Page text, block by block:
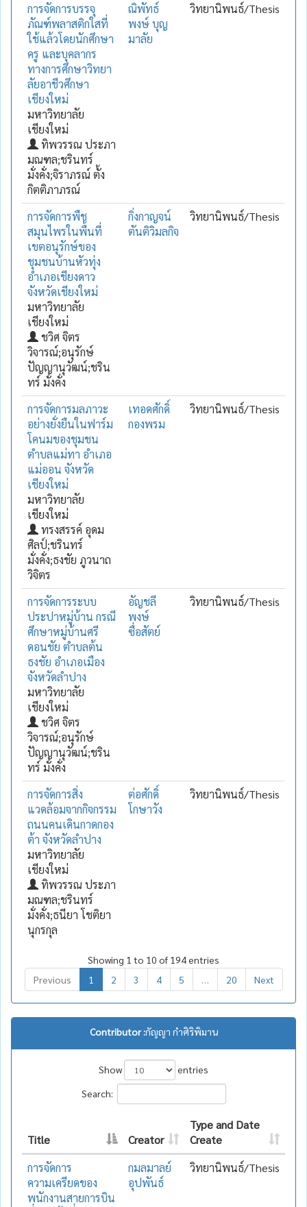
การจัดการบรรจุ
ภัณฑ์พลาสติกใสที่
ใช้แล้วโดยนักศึกษา
ครู และบุคลากร
ทางการศึกษาวิทยา
ลัยอาชีวศึกษา
เชียงใหม่
มหาวิทยาลัย
เชียงใหม่
ทิพวรรณ ประภา
มณฑล;ชรินทร์
มั่งคั่ง;จิราภรณ์ ตั้ง
กิตติภาภรณ์
ณิพัทธ์
พงษ์ บุญ
มาลัย
วิทยานิพนธ์/Thesis
การจัดการพืช
สมุนไพรในพื้นที่
เขตอนุรักษ์ของ
ชุมชนบ้านหัวทุ่ง
อำเภอเชียงดาว
จังหวัดเชียงใหม่
มหาวิทยาลัย
เชียงใหม่
ชวิศ จิตร
วิจารณ์;อนุรักษ์
ปัญญานุวัฒน์;ชริน
ทร์ มั่งคั่ง
กิ่งกาญจน์
ตันติวิมลกิจ
วิทยานิพนธ์/Thesis
การจัดการมลภาวะ
อย่างยั่งยืนในฟาร์ม
โคนมของชุมชน
ตำบลแม่ทา อำเภอ
แม่ออน จังหวัด
เชียงใหม่
มหาวิทยาลัย
เชียงใหม่
ทรงสรรค์ อุดม
ศิลป์;ชรินทร์
มั่งคั่ง;ธงชัย ภูวนาถ
วิจิตร
เทอดศักดิ์
กองพรม
วิทยานิพนธ์/Thesis
การจัดการระบบ
ประปาหมู่บ้าน กรณี
ศึกษาหมู่บ้านศรี
ดอนชัย ตำบลต้น
ธงชัย อำเภอเมือง
จังหวัดลำปาง
มหาวิทยาลัย
เชียงใหม่
ชวิศ จิตร
วิจารณ์;อนุรักษ์
ปัญญานุวัฒน์;ชริน
ทร์ มั่งคั่ง
อัญชลี
พงษ์
ซื่อสัตย์
วิทยานิพนธ์/Thesis
การจัดการสิ่ง
แวดล้อมจากกิจกรรม
ถนนคนเดินกาดกอง
ต้า จังหวัดลำปาง
มหาวิทยาลัย
เชียงใหม่
ทิพวรรณ ประภา
มณฑล;ชรินทร์
มั่งคั่ง;ธนียา โชติยา
นุกรกุล
ต่อศักดิ์
โกษาวัง
วิทยานิพนธ์/Thesis
Showing 1 to 10 of 194 entries
Previous
1 2 3 4 5 20 Next
Contributor :กัญญา กำศิริพิมาน
Show
entries
Search:
Title Creator
Type and Date
Create
การจัดการ
ความเครียดของ
พนักงานสายการบิน
กมลมาลย์
อุปพันธ์
วิทยานิพนธ์/Thesis